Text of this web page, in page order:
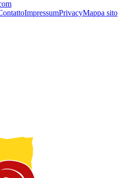
ImpressumPrivacyMappa sito